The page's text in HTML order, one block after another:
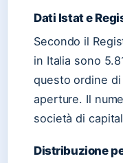
Dati Istat e
Secondo il
in Italia sono
questo ordine
aperture. Il
società di
Distribuzione